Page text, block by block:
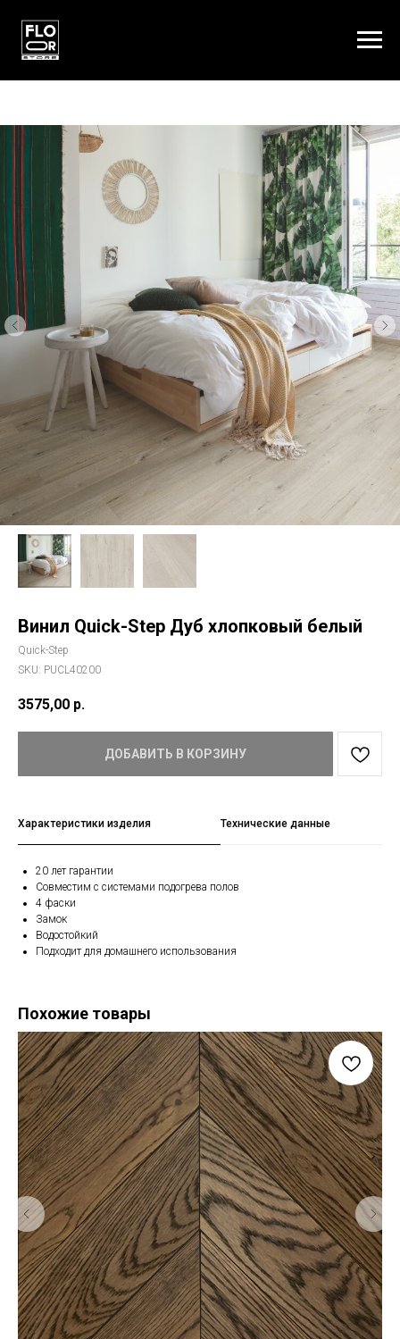
Винил Quick-Step Дуб хлопковый белый
Quick-Step
SKU: PUCL40200
3575,00 р.
ДОБАВИТЬ В КОРЗИНУ
Характеристики изделия Технические данные
20 лет гарантии
Совместим с системами подогрева полов
4 фаски
Замок
Водостойкий
Подходит для домашнего использования
Похожие товары